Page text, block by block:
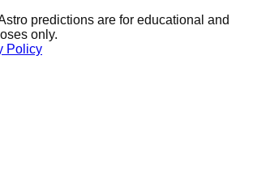
predictions are for educational and
only.
Policy